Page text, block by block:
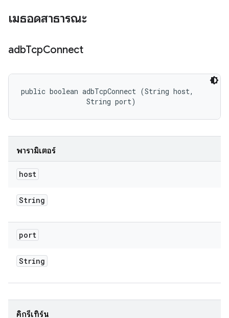
เมธอดสาธารณะ
adbTcpConnect
public boolean adbTcpConnect (String host,
                String port)
พารามิเตอร์
host
String
port
String
คิกรีเทิร์น